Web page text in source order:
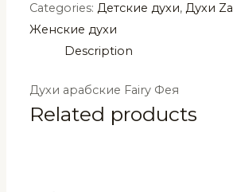
Categories:Детские духи,Духи
Женские духи
Description
Духи арабские Fairy Фея
Related products